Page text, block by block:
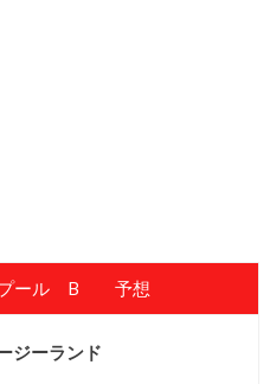
ール B 予想
ジーランド